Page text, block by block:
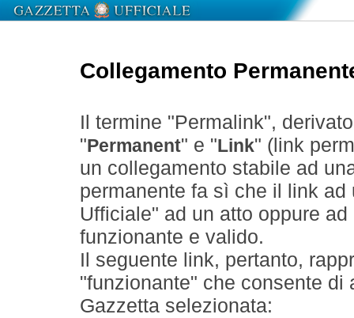
Collegamento
Il termine "Permalink",
" Permanent" e " Link" (link
un collegamento stabile ad
permanente fa sì che il link
Ufficiale" ad un atto oppure
funzionante e valido.
Il seguente link, pertanto,
"funzionante" che consente
Gazzetta selezionata: